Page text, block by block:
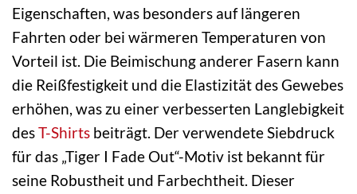
Eigenschaften, was besonders auf längeren
Fahrten oder bei wärmeren Temperaturen von
Vorteil ist. Die Beimischung anderer Fasern kann
die Reißfestigkeit und die Elastizität des Gewebes
erhöhen, was zu einer verbesserten Langlebigkeit
desT-Shirts beiträgt. Der verwendete Siebdruck
für das „Tiger I Fade Out“-Motiv ist bekannt für
seine Robustheit und Farbechtheit. Dieser